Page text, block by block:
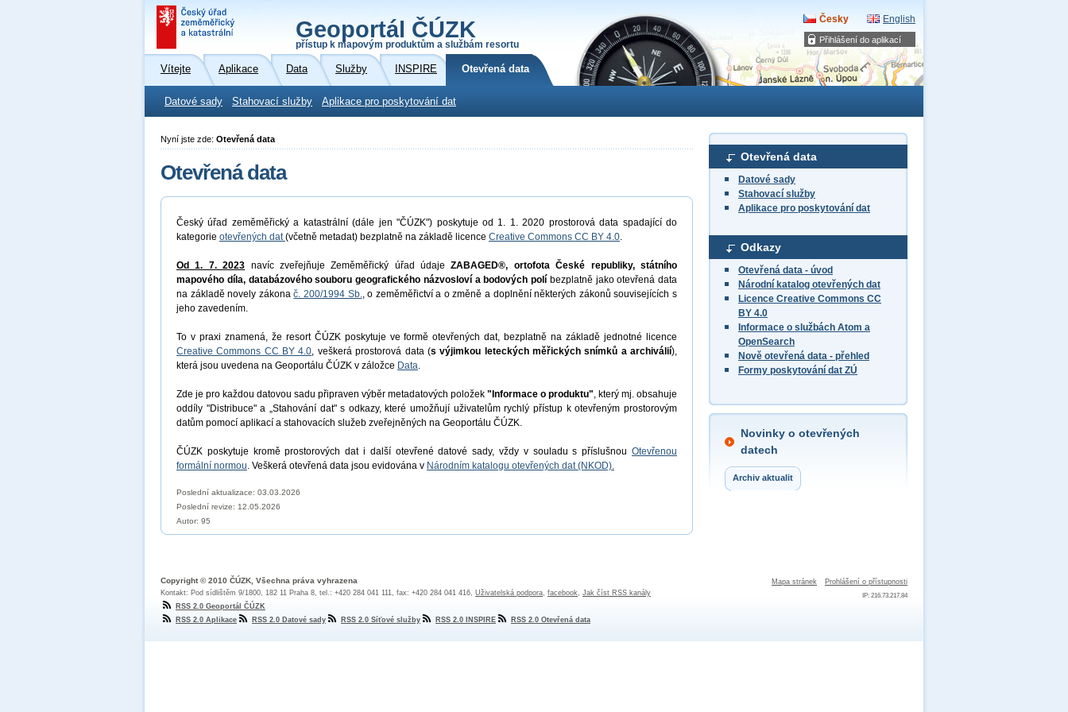
Přihlášení do aplikací
Geoportál ČÚZK
přístup k mapovým produktům a službám resortu
Česky English
Vítejte Aplikace Data Služby INSPIRE Otevřená data
Datové sady Stahovací služby Aplikace pro poskytování dat
Otevřená data
Datové sady
Stahovací služby
Aplikace pro poskytování dat
Odkazy
Otevřená data - úvod
Národní katalog otevřených dat
Licence Creative Commons CC
BY 4.0
Informace o službách Atom a
OpenSearch
Nově otevřená data - přehled
Formy poskytování dat ZÚ
Novinky o otevřených
datech
Archiv aktualit
Nyní jste zde: Otevřená data
Otevřená data
Český úřad zeměměřický a katastrální (dále jen "ČÚZK") poskytuje od 1. 1. 2020 prostorová data spadající do
kategorie otevřených dat(včetně metadat) bezplatně na základě licence Creative Commons CC BY 4.0.
Od 1. 7. 2023 navíc zveřejňuje Zeměměřický úřad údajeZABAGED®, ortofota České republiky, státního
mapového díla, databázového souboru geografického názvosloví a bodových polí bezplatně jako otevřená data
na základě novely zákonač. 200/1994 Sb., o zeměměřictví a o změně a doplnění některých zákonů souvisejících s
jeho zavedením.
To v praxi znamená, že resort ČÚZK poskytuje ve formě otevřených dat, bezplatně na základě jednotné licence
Creative Commons CC BY 4.0, veškerá prostorová data (s výjimkou leteckých měřických snímků a archiválií),
která jsou uvedena na Geoportálu ČÚZK v záložce Data.
Zde je pro každou datovou sadu připraven výběr metadatových položek "Informace o produktu", který mj. obsahuje
oddíly "Distribuce" a „Stahování dat" s odkazy, které umožňují uživatelům rychlý přístup k otevřeným prostorovým
datům pomocí aplikací a stahovacích služeb zveřejněných na Geoportálu ČÚZK.
ČÚZK poskytuje kromě prostorových dat i další otevřené datové sady, vždy v souladu s příslušnou Otevřenou
formální normou. Veškerá otevřená data jsou evidována v Národním katalogu otevřených dat (NKOD).
Poslední aktualizace: 03.03.2026
Poslední revize: 12.05.2026
Autor: 95
Mapa stránek Prohlášení o přístupnosti
IP: 216.73.217.84
Copyright © 2010 ČÚZK, Všechna práva vyhrazena
Kontakt: Pod sídlištěm 9/1800, 182 11 Praha 8, tel.: +420 284 041 111, fax: +420 284 041 416, Uživatelská podpora, facebook, Jak číst RSS kanály
RSS 2.0 Geoportál ČÚZK
RSS 2.0 Aplikace
RSS 2.0 Datové sady RSS 2.0 Síťové služby RSS 2.0 INSPIRE RSS 2.0 Otevřená data